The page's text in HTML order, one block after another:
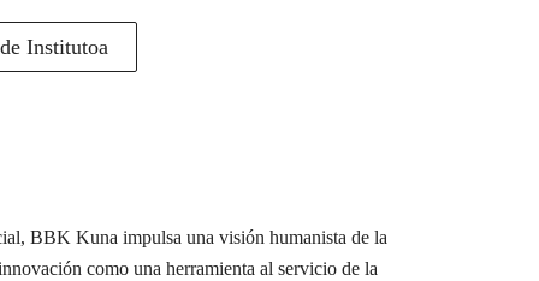
Institutoa
BBK Kuna impulsa una visión humanista de la
como una herramienta al servicio de la